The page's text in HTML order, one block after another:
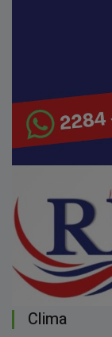
Clima